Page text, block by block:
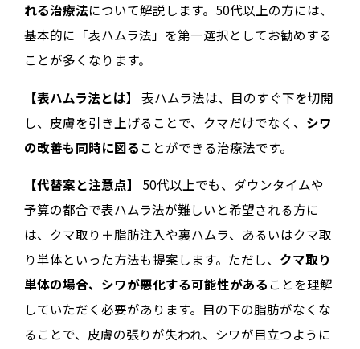
れる治療法について解説します。50代以上の方には、
基本的に「表ハムラ法」を第一選択としてお勧めする
ことが多くなります。
【表ハムラ法とは】
表ハムラ法は、目のすぐ下を切開
し、皮膚を引き上げることで、クマだけでなく、 シワ
の改善も同時に図ることができる治療法です。
【代替案と注意点】
50代以上でも、ダウンタイムや
予算の都合で表ハムラ法が難しいと希望される方に
は、クマ取り＋脂肪注入や裏ハムラ、あるいはクマ取
り単体といった方法も提案します。ただし、 クマ取り
単体の場合、シワが悪化する可能性があることを理解
していただく必要があります。目の下の脂肪がなくな
ることで、皮膚の張りが失われ、シワが目立つように